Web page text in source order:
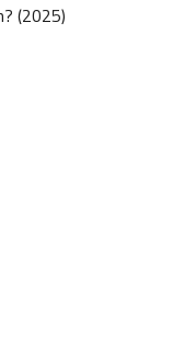
(2025)